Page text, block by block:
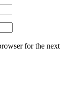
for the next